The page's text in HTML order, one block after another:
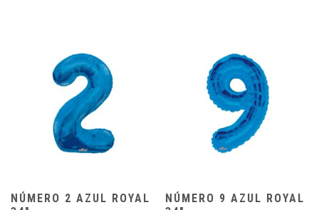
NÚMERO 2 AZUL ROYAL
NÚMERO 9 AZUL ROYAL